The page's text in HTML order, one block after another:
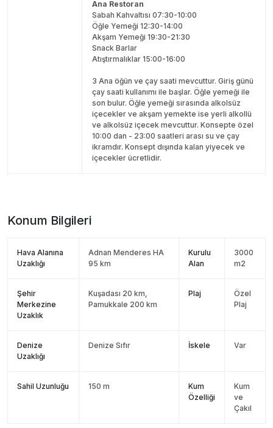
Ana Restoran
Sabah Kahvaltısı 07:30-10:00
Öğle Yemeği 12:30-14:00
Akşam Yemeği 19:30-21:30
Snack Barlar
Atıştırmalıklar 15:00-16:00
3 Ana öğün ve çay saati mevcuttur. Giriş günü
çay saati kullanımı ile başlar. Öğle yemeği ile
son bulur. Öğle yemeği sırasında alkolsüz
içecekler ve akşam yemekte ise yerli alkollü
ve alkolsüz içecek mevcuttur. Konsepte özel
10:00 dan - 23:00 saatleri arası su ve çay
ikramdır. Konsept dışında kalan yiyecek ve
içecekler ücretlidir.
Konum Bilgileri
Hava Alanına
Uzaklığı
Adnan Menderes HA
95 km
Kurulu
Alan
3000
m2
Şehir
Merkezine
Uzaklık
Kuşadası 20 km,
Pamukkale 200 km
Plaj
Özel
Plaj
Denize
Uzaklığı
Denize Sıfır İskele Var
Sahil Uzunluğu 150 m
Kum
Özelliği
Kum
ve
Çakıl